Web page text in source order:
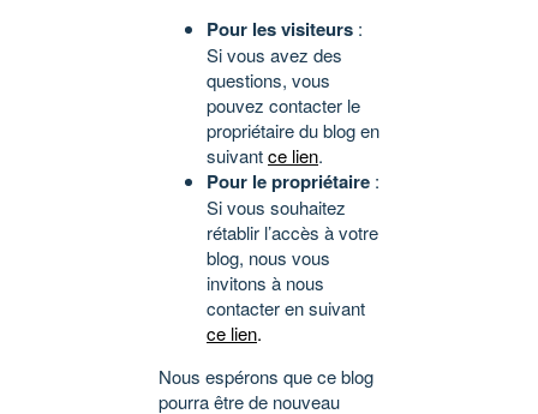
Pour les visiteurs :
Si vous avez des
questions, vous
pouvez contacter le
propriétaire du blog en
suivantce lien.
Pour le propriétaire :
Si vous souhaitez
rétablir l’accès à votre
blog, nous vous
invitons à nous
contacter en suivant
ce lien.
Nous espérons que ce blog
pourra être de nouveau